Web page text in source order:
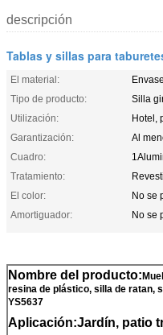
descripción
Tablas y sillas para
El material:
Tipo de producto:
Silla
Utilización:
Hotel,
Garantización:
Al
Cuadro:
Tratamiento:
El color:
No se
Amortiguador:
No se
Nombre del producto:
resina de plástico, silla de ratan,
YS5637
Aplicación:Jardín, patio